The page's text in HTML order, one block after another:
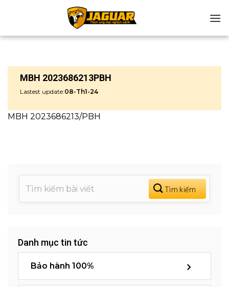
MBH 2023686213PBH
Lastest update:08-Th1-24
MBH 2023686213/PBH
Danh mục tin tức
Bảo hành 100%